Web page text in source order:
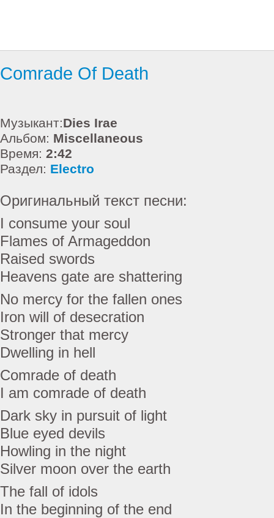
Comrade Of Death
Музыкант:Dies Irae
Альбом: Miscellaneous
Время: 2:42
Раздел: Electro
Оригинальный текст песни:
I consume your soul
Flames of Armageddon
Raised swords
Heavens gate are shattering
No mercy for the fallen ones
Iron will of desecration
Stronger that mercy
Dwelling in hell
Comrade of death
I am comrade of death
Dark sky in pursuit of light
Blue eyed devils
Howling in the night
Silver moon over the earth
The fall of idols
In the beginning of the end